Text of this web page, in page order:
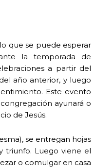
que se puede esperar
la temporada de
a partir del
año anterior, y luego
Este evento
ayunará o
de Jesús.
se entregan hojas
triunfo. Luego viene el
o comulgar en casa